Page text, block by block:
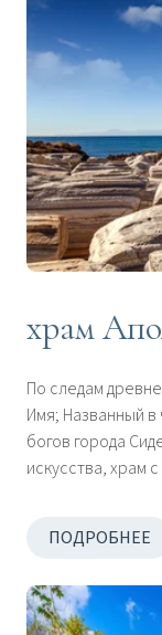
храм
По следам
Имя; Названный в
богов города
искусства, храм
ПОДРОБНЕЕ